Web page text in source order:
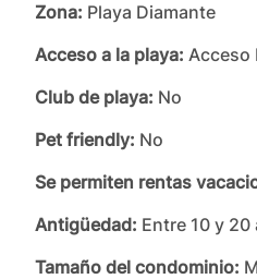
Zona: Playa Diamante
Acceso a la playa: Acceso
Club de playa: No
Pet friendly: No
Se permiten rentas
Antigüedad: Entre 10 y 20
Tamaño del condominio: